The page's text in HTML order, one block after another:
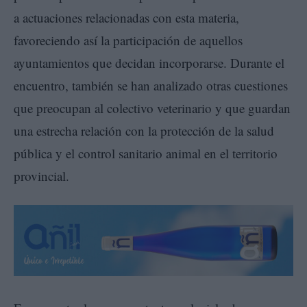
a actuaciones relacionadas con esta materia,
favoreciendo así la participación de aquellos
ayuntamientos que decidan incorporarse. Durante el
encuentro, también se han analizado otras cuestiones
que preocupan al colectivo veterinario y que guardan
una estrecha relación con la protección de la salud
pública y el control sanitario animal en el territorio
provincial.